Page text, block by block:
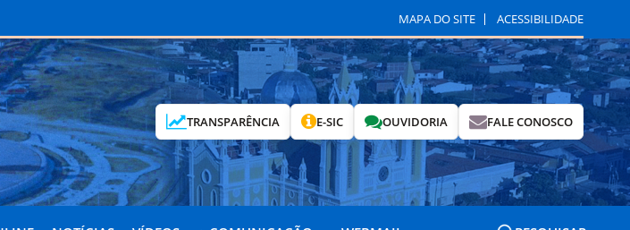
MAPA DO SITE ACESSIBILIDADE
TRANSPARÊNCIA E-SIC OUVIDORIA FALE CONOSCO